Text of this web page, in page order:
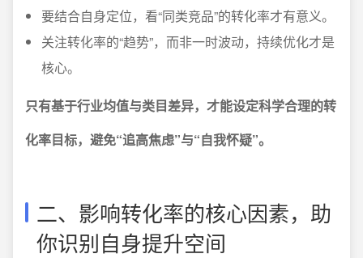
要结合自身定位，看“同类竞品”的转化率才有意义。
关注转化率的“趋势”，而非一时波动，持续优化才是
核心。
只有基于行业均值与类目差异，才能设定科学合理的转
化率目标，避免“追高焦虑”与“自我怀疑”。
二、影响转化率的核心因素，助
你识别自身提升空间